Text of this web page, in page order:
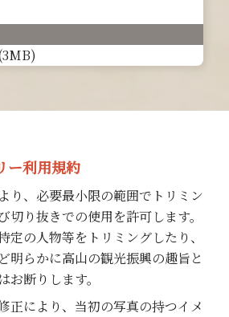
ー利用規約
り、必要最小限の範囲でトリミン
切り抜きでの使用を許可します。
定の人物等をトリミングしたり、
明らかに高山の観光振興の趣旨と
お断りします。
正により、当初の写真の持つイメ